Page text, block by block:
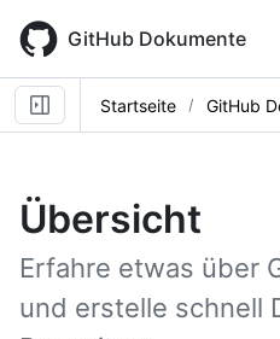
main
content
GitHub Dokumente
Startseite GitHub
Übersicht
Erfahre etwas über
und erstelle schnell